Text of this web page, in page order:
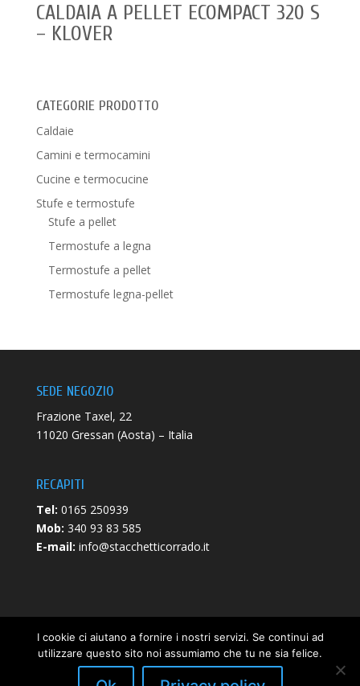
CALDAIA A PELLET ECOMPACT 320 S
– KLOVER
CATEGORIE PRODOTTO
Caldaie
Camini e termocamini
Cucine e termocucine
Stufe e termostufe
Stufe a pellet
Termostufe a legna
Termostufe a pellet
Termostufe legna-pellet
SEDE NEGOZIO
Frazione Taxel, 22
11020 Gressan (Aosta) – Italia
RECAPITI
Tel: 0165 250939
Mob: 340 93 83 585
E-mail: info@stacchetticorrado.it
Privacy Policy| Cookie Policy- P.iva 00671840072 -
I cookie ci aiutano a fornire i nostri servizi. Se continui ad
utilizzare questo sito noi assumiamo che tu ne sia felice.